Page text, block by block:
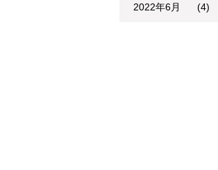
2022年6月 (4)